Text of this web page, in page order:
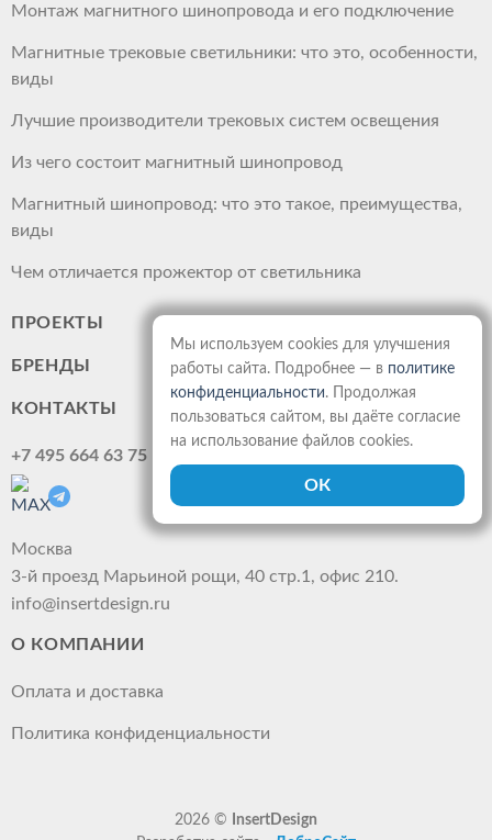
Монтаж магнитного шинопровода и его подключение
Магнитные трековые светильники: что это, особенности,
виды
Лучшие производители трековых систем освещения
Из чего состоит магнитный шинопровод
Магнитный шинопровод: что это такое, преимущества,
виды
Чем отличается прожектор от светильника
ПРОЕКТЫ
БРЕНДЫ
КОНТАКТЫ
+7 495 664 63 75
Москва
3-й проезд Марьиной рощи, 40 стр.1, офис 210.
info@insertdesign.ru
О КОМПАНИИ
Оплата и доставка
Политика конфиденциальности
2026 ©
InsertDesign
Мы используем cookies для улучшения
работы сайта. Подробнее — в политике
конфиденциальности. Продолжая
пользоваться сайтом, вы даёте согласие
на использование файлов cookies.